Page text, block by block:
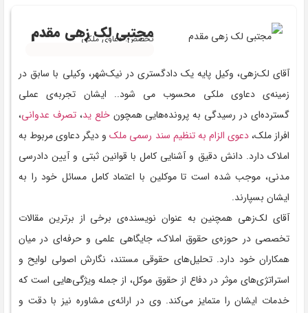
مجتبی لک زهی مقدم
تخصص: دعاوی ملکی
آقای لک‌زهی، وکیل پایه یک دادگستری در نیک‌شهر، وکیلی با سابق در
زمینه‌ی دعاوی ملکی محسوب می شود.. ایشان تجربه‌ی عملی
گسترده‌ای در رسیدگی به پرونده‌هایی همچونخلع ید،تصرف عدوانی،
افراز ملک،دعوی الزام به تنظیم سند رسمی ملکو دیگر دعاوی مربوط به
املاک دارد. دانش دقیق و آشنایی کامل با قوانین ثبتی و آیین دادرسی
مدنی، موجب شده است تا موکلین با اعتماد کامل مسائل خود را به
ایشان بسپارند.
آقای لک‌زهی همچنین به عنوان نویسنده‌ی برخی از برترین مقالات
تخصصی در حوزه‌ی حقوق املاک، جایگاهی علمی و حرفه‌ای در میان
همکاران خود دارد. تحلیل‌های حقوقی مستند، نگارش اصولی لوایح و
استراتژی‌های موثر در دفاع از حقوق موکل، از جمله ویژگی‌هایی است که
خدمات ایشان را متمایز می‌کند. وی در ارائه‌ی مشاوره نیز با دقت و